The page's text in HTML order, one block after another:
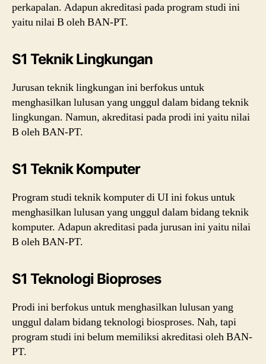
perkapalan. Adapun akreditasi pada program studi ini
yaitu nilai B oleh BAN-PT.
S1 Teknik Lingkungan
Jurusan teknik lingkungan ini berfokus untuk
menghasilkan lulusan yang unggul dalam bidang teknik
lingkungan. Namun, akreditasi pada prodi ini yaitu nilai
B oleh BAN-PT.
S1 Teknik Komputer
Program studi teknik komputer di UI ini fokus untuk
menghasilkan lulusan yang unggul dalam bidang teknik
komputer. Adapun akreditasi pada jurusan ini yaitu nilai
B oleh BAN-PT.
S1 Teknologi Bioproses
Prodi ini berfokus untuk menghasilkan lulusan yang
unggul dalam bidang teknologi biosproses. Nah, tapi
program studi ini belum memiliksi akreditasi oleh BAN-
PT.